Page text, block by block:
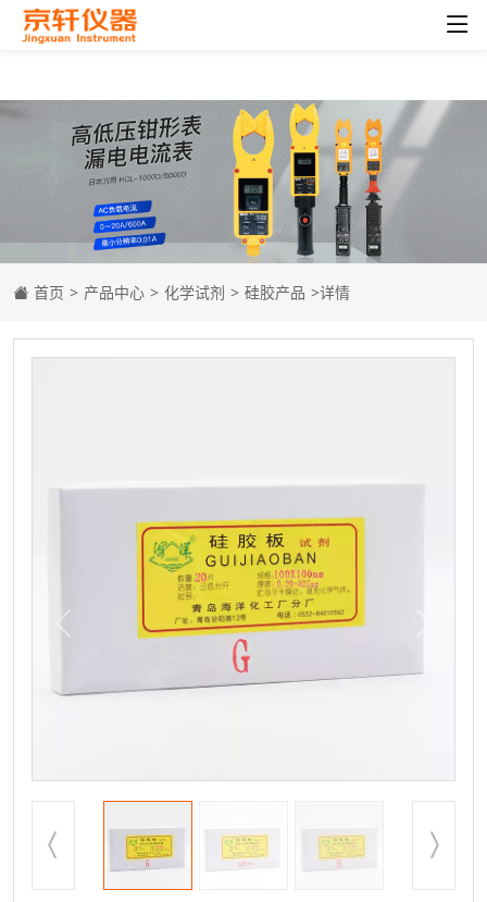
首页 > 产品中心 > 化学试剂 > 硅胶产品 >详情
Previous